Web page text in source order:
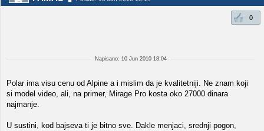
0
Napisano: 10 Jun 2010 18:04
Polar ima visu cenu od Alpine a i mislim da je kvalitetniji. Ne znam koji
si model video, ali, na primer, Mirage Pro kosta oko 27000 dinara
najmanje.
U sustini, kod bajseva ti je bitno sve. Dakle menjaci, srednji pogon,